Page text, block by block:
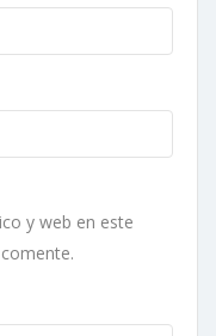
y web en este